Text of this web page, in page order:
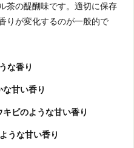
茶の醍醐味です。適切に保存
りが変化するのが一般的で
な香り
甘い香り
ビのような甘い香り
うな甘い香り